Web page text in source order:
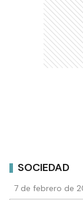
SOCIEDAD
7 de febrero de